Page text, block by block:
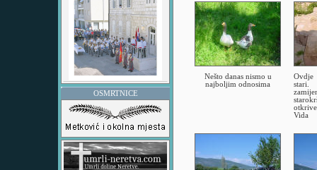
OSMRTNICE
Nešto danas nismo u
najboljim odnosima
stari.
Vida